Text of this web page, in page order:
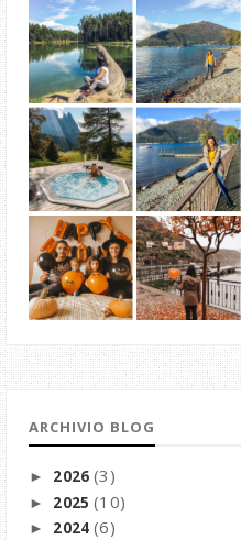
ARCHIVIO BLOG
► 2026(3)
► 2025(10)
► 2024(6)